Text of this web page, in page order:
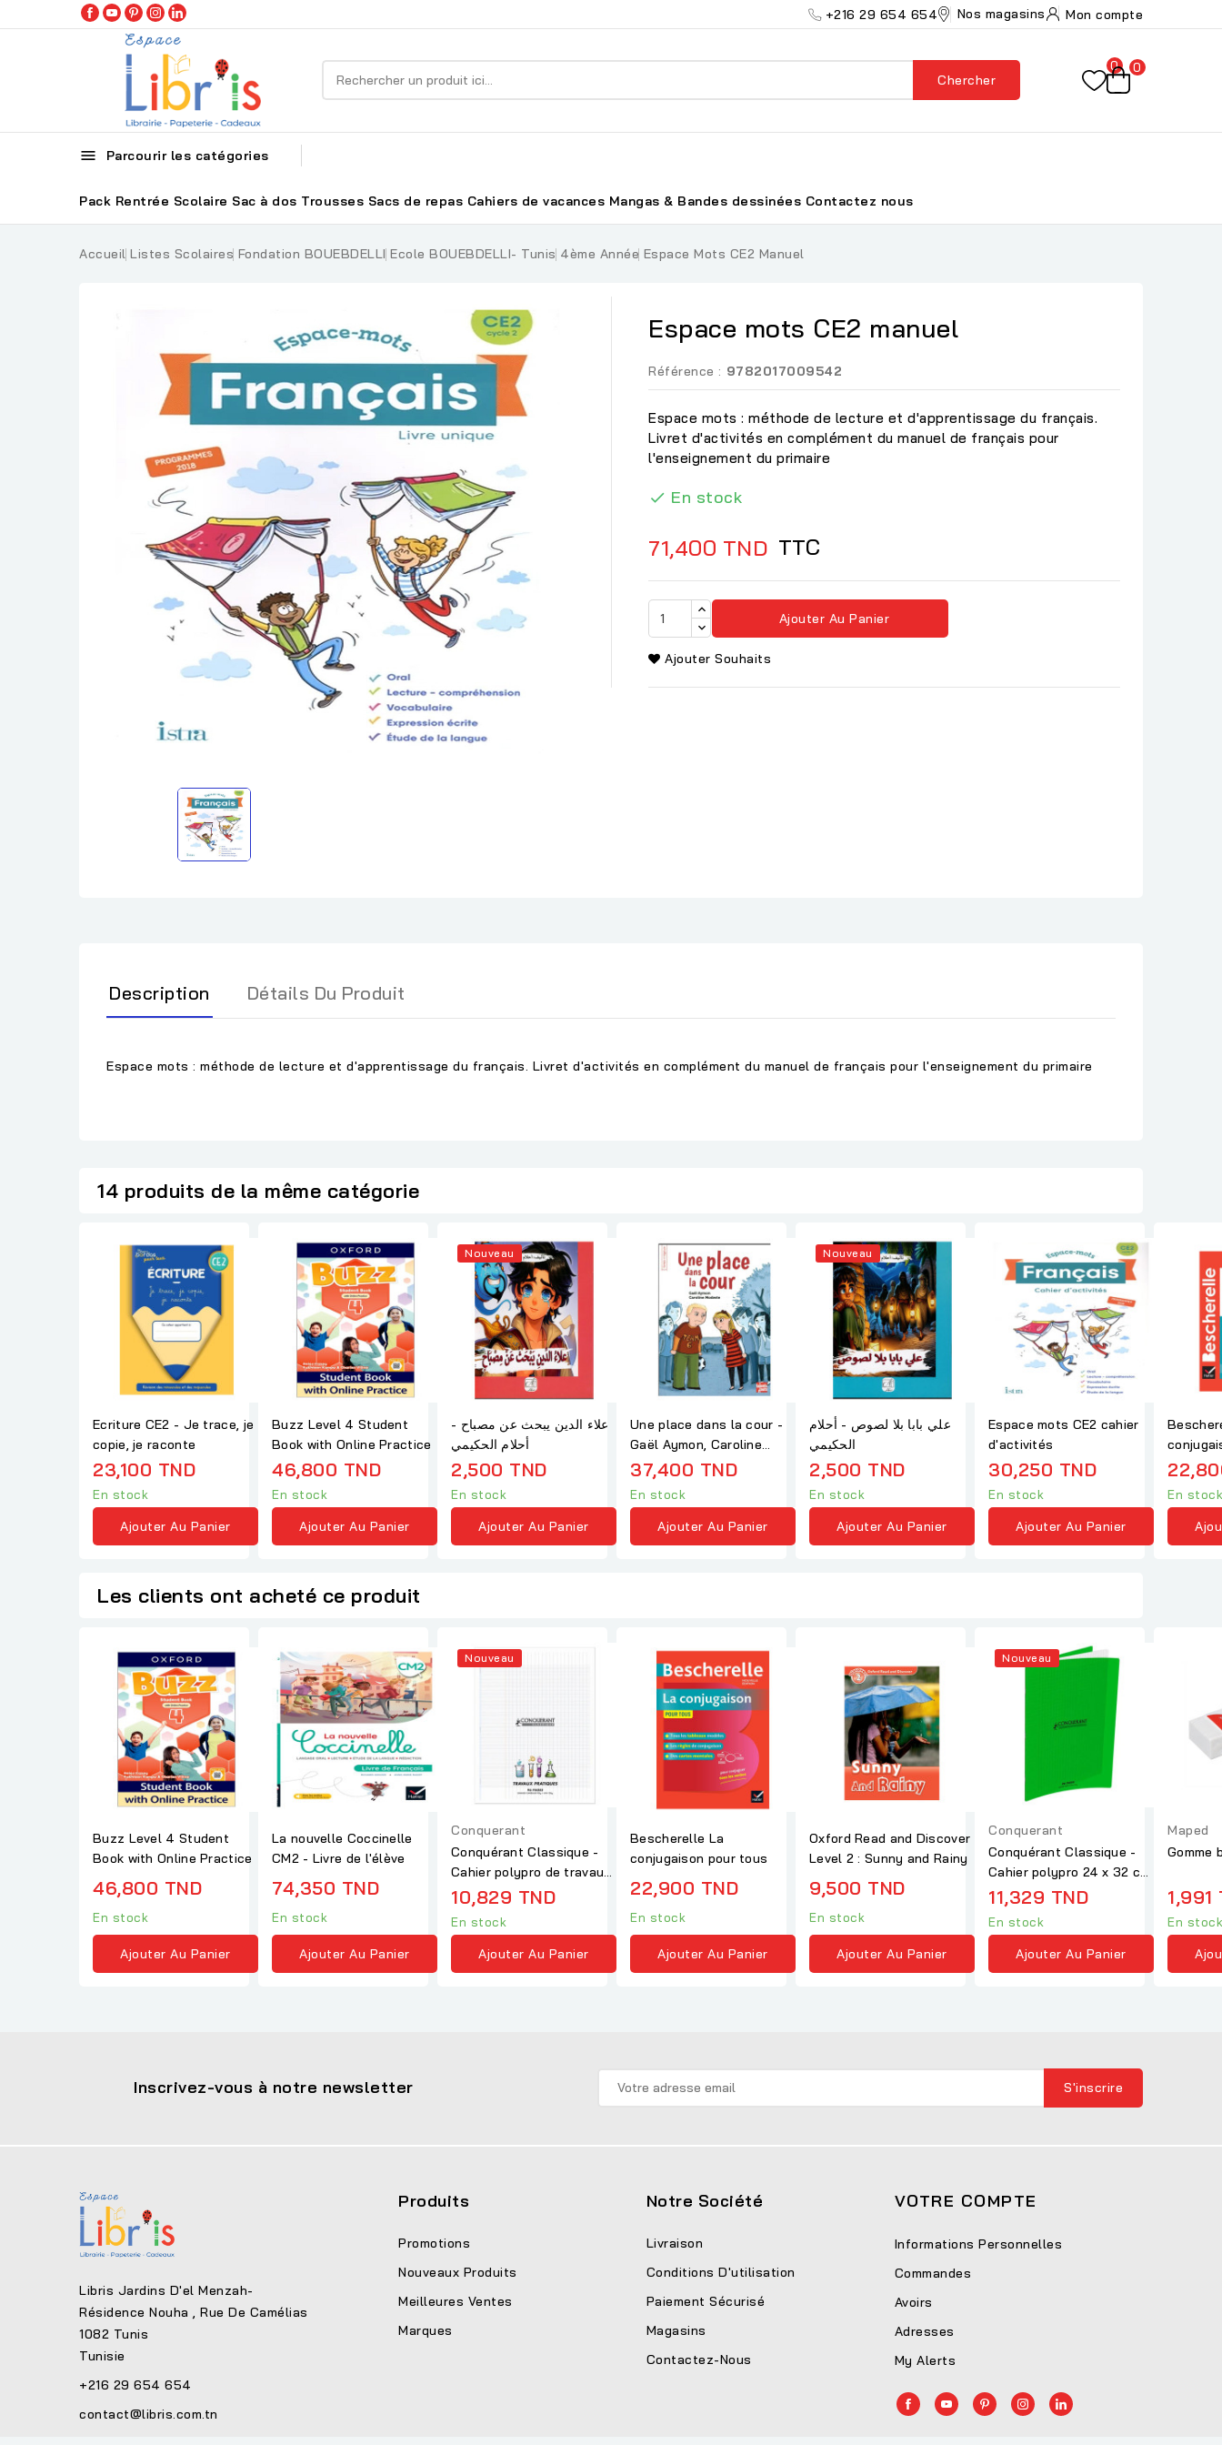
+216 29 654 654 Nos magasins Mon compte
Chercher
0 0
 Parcourir les catégories
Pack Rentrée Scolaire Sac à dos Trousses Sacs de repas Cahiers de vacances Mangas & Bandes dessinées Contactez nous
Accueil Listes Scolaires Fondation BOUEBDELLI Ecole BOUEBDELLI- Tunis 4ème Année Espace Mots CE2 Manuel
Espace mots CE2 manuel
Référence : 9782017009542
Espace mots : méthode de lecture et d'apprentissage du français.
Livret d'activités en complément du manuel de français pour
l'enseignement du primaire
 En stock
71,400 TND TTC
Ajouter Au Panier
Ajouter Souhaits
Description Détails Du Produit
Espace mots : méthode de lecture et d'apprentissage du français. Livret d'activités en complément du manuel de français pour l'enseignement du primaire
14 produits de la même catégorie
Ecriture CE2 - Je trace, je
copie, je raconte
23,100 TND
En stock
Ajouter Au Panier
Buzz Level 4 Student
Book with Online Practice
46,800 TND
En stock
Ajouter Au Panier
Nouveau
علاء الدين يبحث عن مصباح -
أحلام الحكيمي
2,500 TND
En stock
Ajouter Au Panier
Une place dans la cour -
Gaël Aymon, Caroline
Modeste
37,400 TND
En stock
Ajouter Au Panier
Nouveau
علي بابا بلا لصوص - أحلام
الحكيمي
2,500 TND
En stock
Ajouter Au Panier
Espace mots CE2 cahier
d'activités
30,250 TND
En stock
Ajouter Au Panier
En stock
Les clients ont acheté ce produit
Buzz Level 4 Student
Book with Online Practice
46,800 TND
En stock
Ajouter Au Panier
La nouvelle Coccinelle
CM2 - Livre de l'élève
74,350 TND
En stock
Ajouter Au Panier
Nouveau
Conquerant
Conquérant Classique -
Cahier polypro de travaux
pratiques...
10,829 TND
En stock
Ajouter Au Panier
Bescherelle La
conjugaison pour tous
22,900 TND
En stock
Ajouter Au Panier
Oxford Read and Discover
Level 2 : Sunny and Rainy
9,500 TND
En stock
Ajouter Au Panier
Nouveau
Conquerant
Conquérant Classique -
Cahier polypro 24 x 32 cm
- 96 pages -...
11,329 TND
En stock
Ajouter Au Panier
Maped
Gomme
1,991
En stock
Inscrivez-vous à notre newsletter
Libris Jardins D'el Menzah-
Résidence Nouha , Rue De Camélias
1082 Tunis
Tunisie
+216 29 654 654
contact@libris.com.tn
Produits
Promotions
Nouveaux Produits
Meilleures Ventes
Marques
Notre Société
Livraison
Conditions D'utilisation
Paiement Sécurisé
Magasins
Contactez-Nous
VOTRE COMPTE
Informations Personnelles
Commandes
Avoirs
Adresses
My Alerts